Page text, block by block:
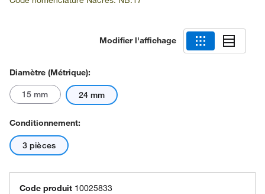
Modifier l'affichage
Diamètre (métrique):
15 mm 24 mm
Conditionnement:
3 pièces
Code produit 10025833